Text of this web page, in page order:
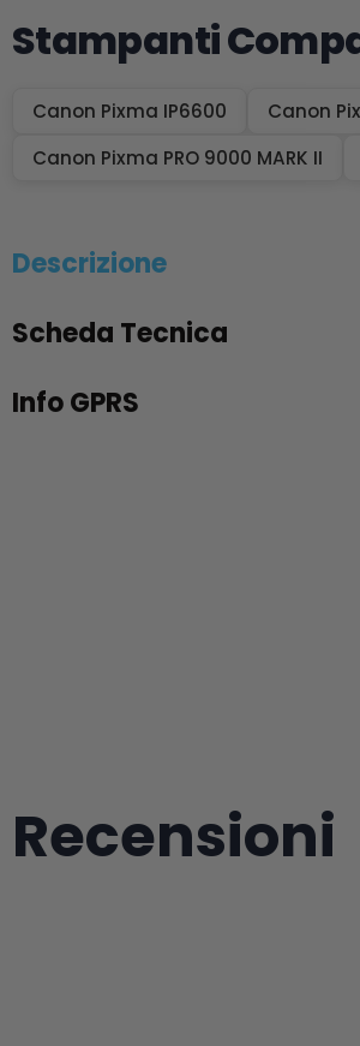
Stampanti
Canon Pixma IP6600 Canon
Canon Pixma PRO 9000 MARK II
Descrizione
Scheda Tecnica
Info GPRS
Recensioni